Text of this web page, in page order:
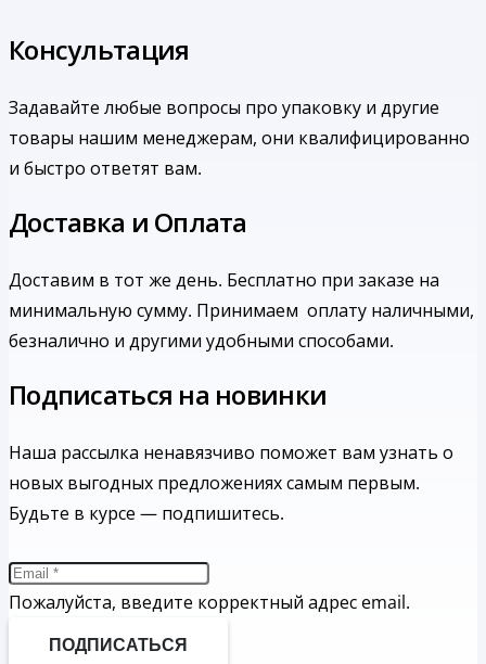
Консультация
Задавайте любые вопросы про упаковку и другие
товары нашим менеджерам, они квалифицированно
и быстро ответят вам.
Доставка и Оплата
Доставим в тот же день. Бесплатно при заказе на
минимальную сумму. Принимаем оплату наличными,
безналично и другими удобными способами.
Подписаться на новинки
Наша рассылка ненавязчиво поможет вам узнать о
новых выгодных предложениях самым первым.
Будьте в курсе — подпишитесь.
Пожалуйста, введите корректный адрес email.
ПОДПИСАТЬСЯ